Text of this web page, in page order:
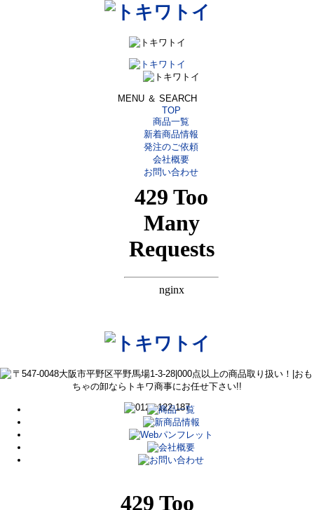
MENU ＆ SEARCH
TOP
商品一覧
新着商品情報
発注のご依頼
会社概要
お問い合わせ